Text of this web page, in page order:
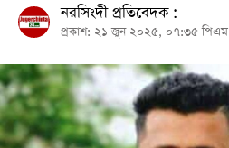
হোম
জাতীয়
রাজনীতি
সারাদেশ
নরসিংদী প্রতিবেদক :
প্রকাশ: ২১ জুন ২০২৫, ০৭:৩৫ পিএম